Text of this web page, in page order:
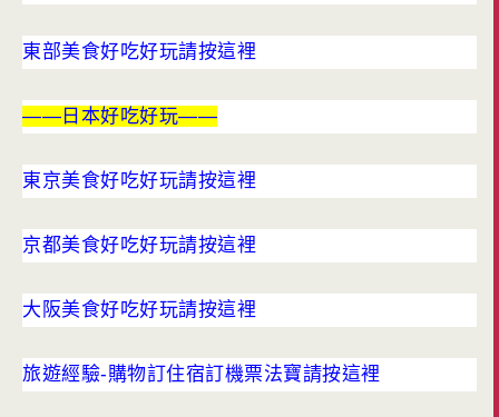
東部美食好吃好玩請按這裡
——日本好吃好玩——
東京美食好吃好玩請按這裡
京都美食好吃好玩請按這裡
大阪美食好吃好玩請按這裡
旅遊經驗-購物訂住宿訂機票法寶請按這裡